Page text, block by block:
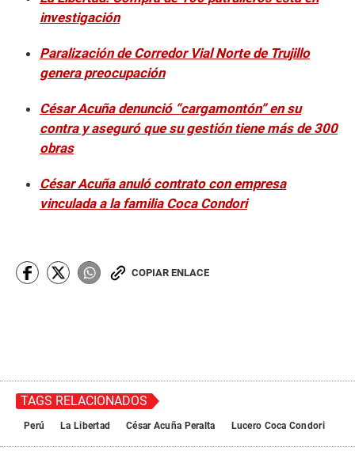
investigación
Paralización de Corredor Vial Norte de Trujillo
genera preocupación
César Acuña denunció “cargamontón” en su
contra y aseguró que su gestión tiene más de 300
obras
César Acuña anuló contrato con empresa
vinculada a la familia Coca Condori
COPIAR ENLACE
TAGS RELACIONADOS
Perú La Libertad César Acuña Peralta Lucero Coca Condori